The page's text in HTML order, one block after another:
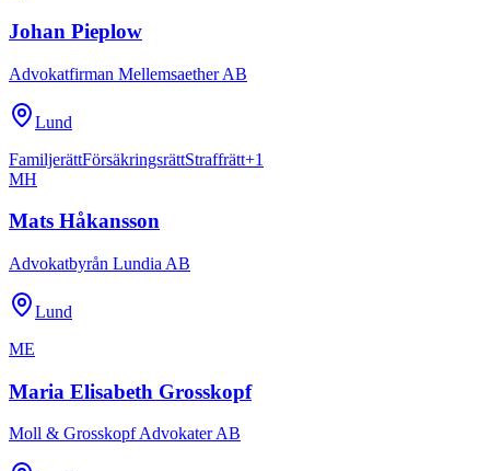
Johan Pieplow
Advokatfirman Mellemsaether AB
Lund
FamiljerättFörsäkringsrättStraffrätt+1
MH
Mats Håkansson
Advokatbyrån Lundia AB
Lund
ME
Maria Elisabeth Grosskopf
Moll & Grosskopf Advokater AB